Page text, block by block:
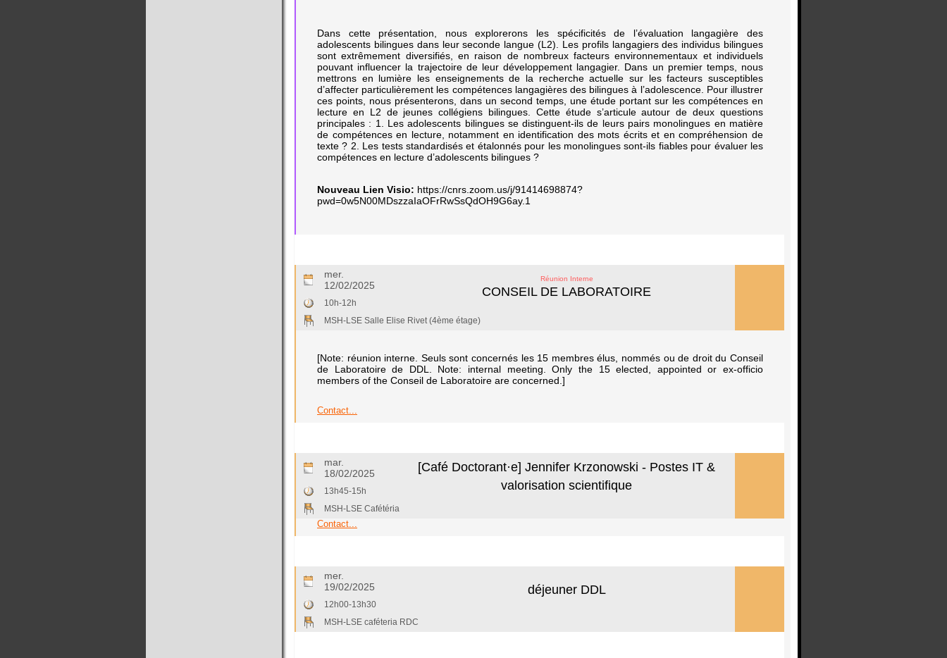
Dans cette présentation, nous explorerons les spécificités de l’évaluation langagière des
adolescents bilingues dans leur seconde langue (L2). Les profils langagiers des individus bilingues
sont extrêmement diversifiés, en raison de nombreux facteurs environnementaux et individuels
pouvant influencer la trajectoire de leur développement langagier. Dans un premier temps, nous
mettrons en lumière les enseignements de la recherche actuelle sur les facteurs susceptibles
d’affecter particulièrement les compétences langagières des bilingues à l’adolescence. Pour illustrer
ces points, nous présenterons, dans un second temps, une étude portant sur les compétences en
lecture en L2 de jeunes collégiens bilingues. Cette étude s’articule autour de deux questions
principales : 1. Les adolescents bilingues se distinguent-ils de leurs pairs monolingues en matière
de compétences en lecture, notamment en identification des mots écrits et en compréhension de
texte ? 2. Les tests standardisés et étalonnés pour les monolingues sont-ils fiables pour évaluer les
compétences en lecture d’adolescents bilingues ?
Nouveau Lien Visio: https://cnrs.zoom.us/j/91414698874?
pwd=0w5N00MDszzaIaOFrRwSsQdOH9G6ay.1
mer.
12/02/2025
Réunion Interne
CONSEIL DE LABORATOIRE
10h-12h
MSH-LSE Salle Elise Rivet (4ème étage)
[Note: réunion interne. Seuls sont concernés les 15 membres élus, nommés ou de droit du Conseil
de Laboratoire de DDL. Note: internal meeting. Only the 15 elected, appointed or ex-officio
members of the Conseil de Laboratoire are concerned.]
Contact...
mar.
18/02/2025
[Café Doctorant·e] Jennifer Krzonowski - Postes IT &
valorisation scientifique
13h45-15h
MSH-LSE Cafétéria
Contact...
mer.
19/02/2025
déjeuner DDL
12h00-13h30
MSH-LSE caféteria RDC